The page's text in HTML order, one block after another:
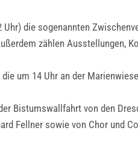
die sogenannten
zählen Ausstellungen,
um 14 Uhr an der
Bistumswallfahrt von den
Fellner sowie von Chor und